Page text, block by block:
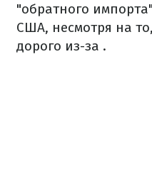
"обратного
США, несмотря на
дорого из-за .